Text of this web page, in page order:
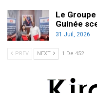
Le Groupe
Guinée
31 Juil, 2026
PREV NEXT 1 De 452